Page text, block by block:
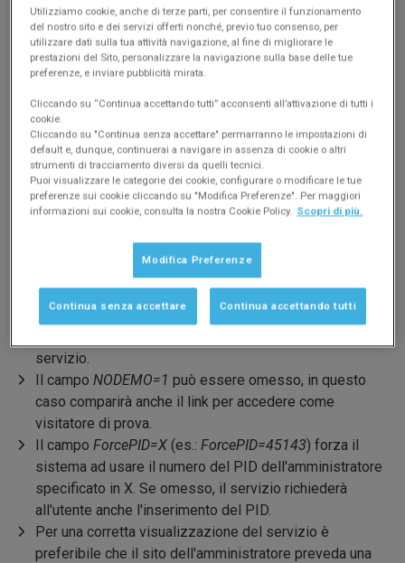
Vedi esempio
Procedura di implementazione
Sono richieste competenze di base di programmazione
(suggeriamo l'uso diIFRAME) che richiama i contenuti del
servizio.
Codice HTML di esempio:
< iframe src = " https://amm.miocondominio.eu/?NODEMO
<a href =" https://www.miocondominio.eu/">Accedi al
Richiamando l'indirizzoamm.miocondominio.eual
posto diwww.miocondominio.eu, si ottiene
servizio.
Il campo NODEMO=1 può essere omesso, in questo
caso comparirà anche il link per accedere come
visitatore di prova.
Il campo ForcePID=X (es.: ForcePID=45143) forza il
sistema ad usare il numero del PID dell'amministratore
specificato in X. Se omesso, il servizio richiederà
all'utente anche l'inserimento del PID.
Per una corretta visualizzazione del servizio è
preferibile che il sito dell'amministratore preveda una
Utilizziamo cookie, anche di terze parti, per consentire il funzionamento
del nostro sito e dei servizi offerti nonché, previo tuo consenso, per
utilizzare dati sulla tua attività navigazione, al fine di migliorare le
prestazioni del Sito, personalizzare la navigazione sulla base delle tue
preferenze, e inviare pubblicità mirata.
Cliccando su “Continua accettando tutti” acconsenti all’attivazione di tutti i
cookie.
Cliccando su "Continua senza accettare" permarranno le impostazioni di
default e, dunque, continuerai a navigare in assenza di cookie o altri
strumenti di tracciamento diversi da quelli tecnici.
Puoi visualizzare le categorie dei cookie, configurare o modificare le tue
preferenze sui cookie cliccando su "Modifica Preferenze". Per maggiori
informazioni sui cookie, consulta la nostra Cookie Policy. Scopri di più.
Modifica Preferenze
Continua senza accettare Continua accettando tutti